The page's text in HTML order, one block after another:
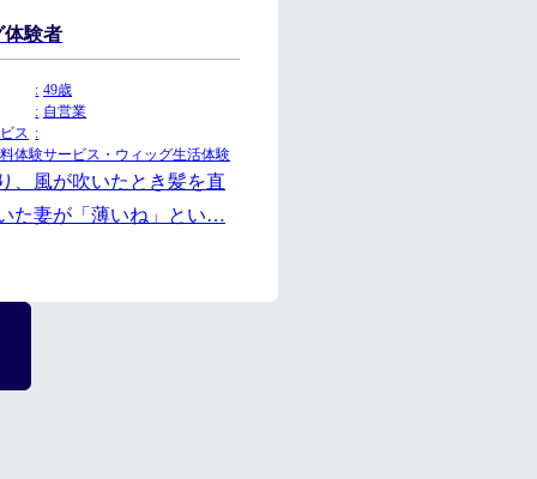
体験者
49歳
自営業
ス
体験サービス・ウィッグ生活体験
、風が吹いたとき髪を直
た妻が「薄いね」とい…